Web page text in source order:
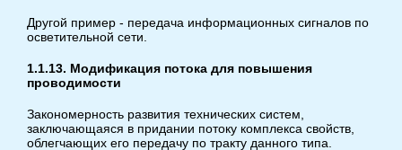
Другой пример - передача информационных сигналов по
осветительной сети.
1.1.13. Модификация потока для повышения
проводимости
Закономерность развития технических систем,
заключающаяся в придании потоку комплекса свойств,
облегчающих его передачу по тракту данного типа.